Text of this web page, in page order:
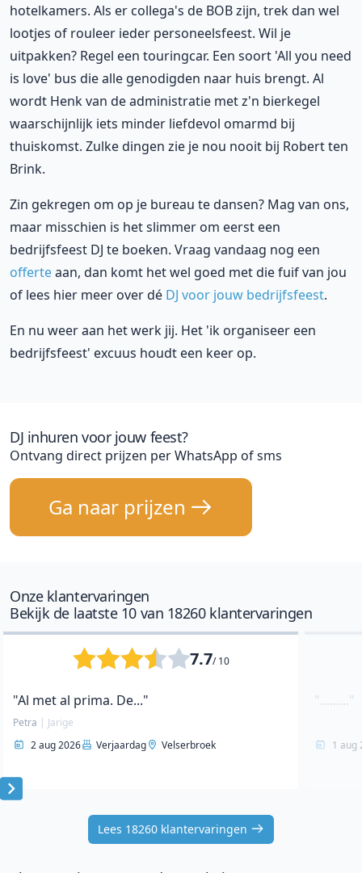
hotelkamers. Als er collega's de BOB zijn, trek dan wel
lootjes of rouleer ieder personeelsfeest. Wil je
uitpakken? Regel een touringcar. Een soort 'All you need
is love' bus die alle genodigden naar huis brengt. Al
wordt Henk van de administratie met z'n bierkegel
waarschijnlijk iets minder liefdevol omarmd bij
thuiskomst. Zulke dingen zie je nou nooit bij Robert ten
Brink.
Zin gekregen om op je bureau te dansen? Mag van ons,
maar misschien is het slimmer om eerst een
bedrijfsfeest DJ te boeken. Vraag vandaag nog een
offerteaan, dan komt het wel goed met die fuif van jou
of lees hier meer over dé DJ voor jouw bedrijfsfeest.
En nu weer aan het werk jij. Het 'ik organiseer een
bedrijfsfeest' excuus houdt een keer op.
DJ inhuren voor jouw feest?
Ontvang direct prijzen per WhatsApp of sms
Ga naar prijzen
Onze klantervaringen
Bekijk de laatste 10 van 18260 klantervaringen
7.7/ 10
"Al met al prima. De..."
Petra | Jarige
2 aug 2026
Verjaardag Velserbroek
"........."
1 aug
Item
Lees 18260 klantervaringen